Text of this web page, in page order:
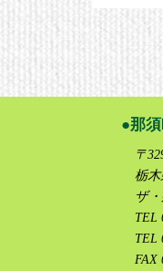
那
〒
栃
ザ
TEL
TEL
FAX